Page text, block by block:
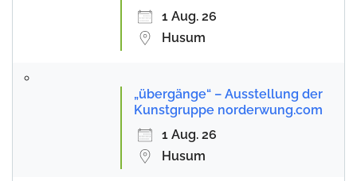
1 Aug. 26
Husum
„übergänge“ – Ausstellung der
Kunstgruppe norderwung.com
1 Aug. 26
Husum